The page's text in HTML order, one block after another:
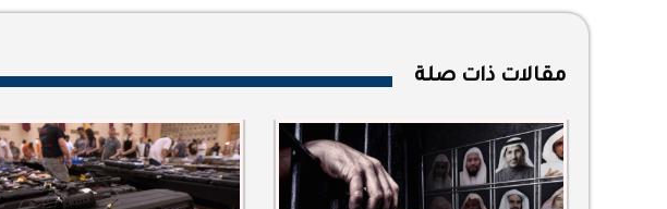
مقالات ذات صلة